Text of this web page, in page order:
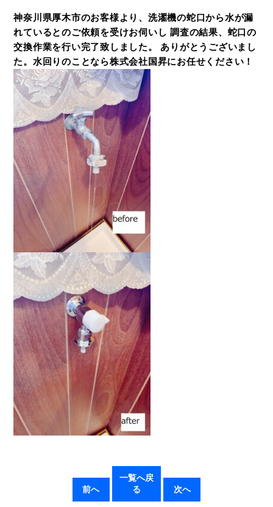
神奈川県厚木市のお客様より、洗濯機の蛇口から水が漏
れているとのご依頼を受けお伺いし 調査の結果、蛇口の
交換作業を行い完了致しました。 ありがとうございまし
た。水回りのことなら株式会社国昇にお任せください！
前へ
一覧へ戻
る
次へ